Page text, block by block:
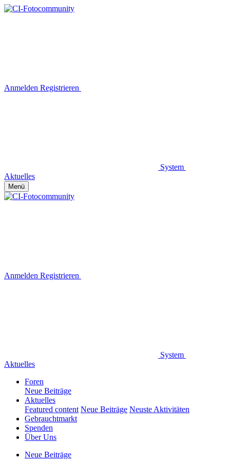
Anmelden Registrieren
System
Aktuelles
Menü
Anmelden Registrieren
System
Aktuelles
Foren
Neue Beiträge
Aktuelles
Featured content Neue Beiträge Neuste Aktivitäten
Gebrauchtmarkt
Spenden
Über Uns
Neue Beiträge